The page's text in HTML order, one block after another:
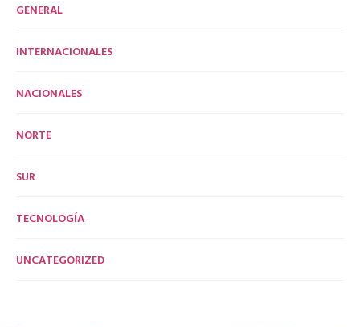
GENERAL
INTERNACIONALES
NACIONALES
NORTE
SUR
TECNOLOGÍA
UNCATEGORIZED